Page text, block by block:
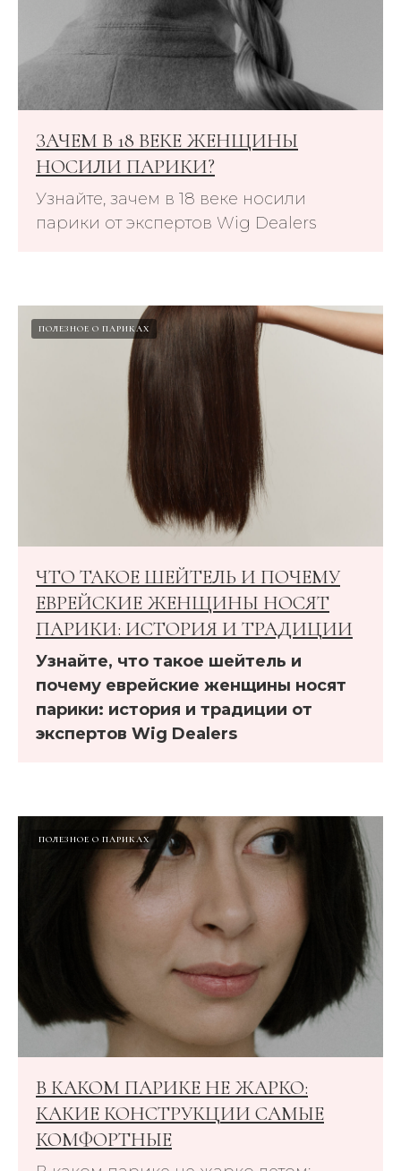
ЗАЧЕМ В 18 ВЕКЕ ЖЕНЩИНЫ
НОСИЛИ ПАРИКИ?
Узнайте, зачем в 18 веке носили
парики от экспертов Wig Dealers
ПОЛЕЗНОЕ О ПАРИКАХ
ЧТО ТАКОЕ ШЕЙТЕЛЬ И ПОЧЕМУ
ЕВРЕЙСКИЕ ЖЕНЩИНЫ НОСЯТ
ПАРИКИ: ИСТОРИЯ И ТРАДИЦИИ
Узнайте, что такое шейтель и
почему еврейские женщины носят
парики: история и традиции от
экспертов Wig Dealers
ПОЛЕЗНОЕ О ПАРИКАХ
В КАКОМ ПАРИКЕ НЕ ЖАРКО:
КАКИЕ КОНСТРУКЦИИ САМЫЕ
КОМФОРТНЫЕ